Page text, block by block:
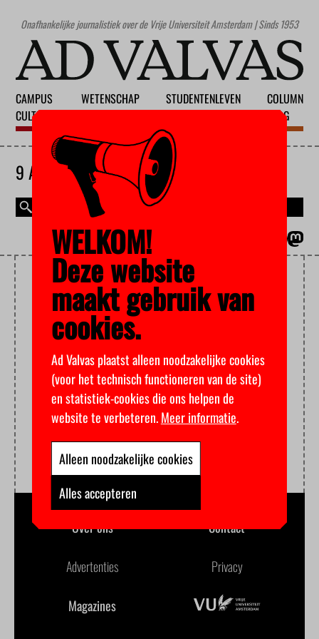
Onafhankelijke journalistiek over de Vrije Universiteit Amsterdam | Sinds 1953
CAMPUS
CULTUUR
WETENSCHAP
STUDENTENLEVEN
COLUMN
BLOG
9 AUGUSTUS 2026
STIEKEM
Over ons Contact
Advertenties Privacy
Magazines
WELKOM!
Deze website
maakt gebruik van
cookies.
Ad Valvas plaatst alleen noodzakelijke cookies
(voor het technisch functioneren van de site)
en statistiek-cookies die ons helpen de
website te verbeteren.Meer informatie.
Alleen noodzakelijke cookies
Alles accepteren